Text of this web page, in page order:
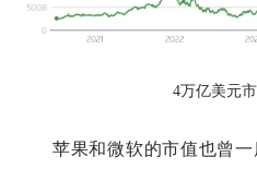
4万亿美元
苹果和微软的市值也曾